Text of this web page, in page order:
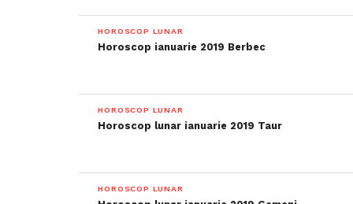
HOROSCOP LUNAR
Horoscop ianuarie 2019 Berbec
HOROSCOP LUNAR
Horoscop lunar ianuarie 2019 Taur
HOROSCOP LUNAR